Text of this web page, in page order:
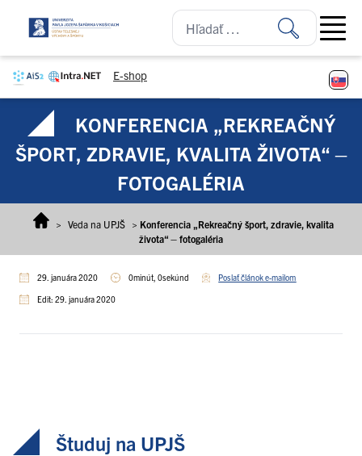
E-shop
Open
KONFERENCIA „REKREAČNÝ
ŠPORT, ZDRAVIE, KVALITA ŽIVOTA“ –
FOTOGALÉRIA
> Veda na UPJŠ > Konferencia „Rekreačný šport, zdravie, kvalita
života“ – fotogaléria
29. januára 2020 0minút, 0sekúnd Poslať článok e-mailom
Edit: 29. januára 2020
Študuj na UPJŠ